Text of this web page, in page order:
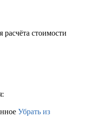
расчёта стоимости
Убрать из